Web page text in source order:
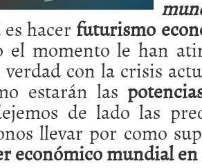
hacer futurismo
el momento le han
verdad con la crisis
estarán las
de lado las
llevar por como
económico mundial en